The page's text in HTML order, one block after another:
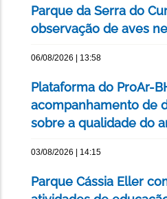
Parque da Serra do
observação de aves
06/08/2026 | 13:58
Plataforma do ProAr-
acompanhamento de
sobre a qualidade do
03/08/2026 | 14:15
Parque Cássia Eller